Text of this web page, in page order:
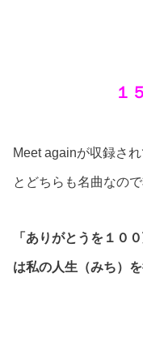
１
Meet againが収録さ
とどちらも名曲なの
「ありがとうを１
は私の人生（みち）を